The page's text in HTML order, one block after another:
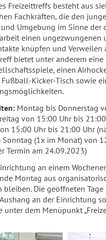
Freizeittreffs besteht aus
Fachkräften, die den
Umgebung im Sinne der
einen ungezwungenen
knüpfen und
bietet unter anderem
einen
Kicker-Tisch sowie
Montag bis Donnerstag
von 15:00 Uhr bis
15:00 Uhr bis 21:00 Uhr
Sonntag (1x im Monat) von
Termin am 24.09.2023)
an einem
Montag aus
bleiben. Die geöffneten
an der Einrichtung
unter dem Menüpunkt